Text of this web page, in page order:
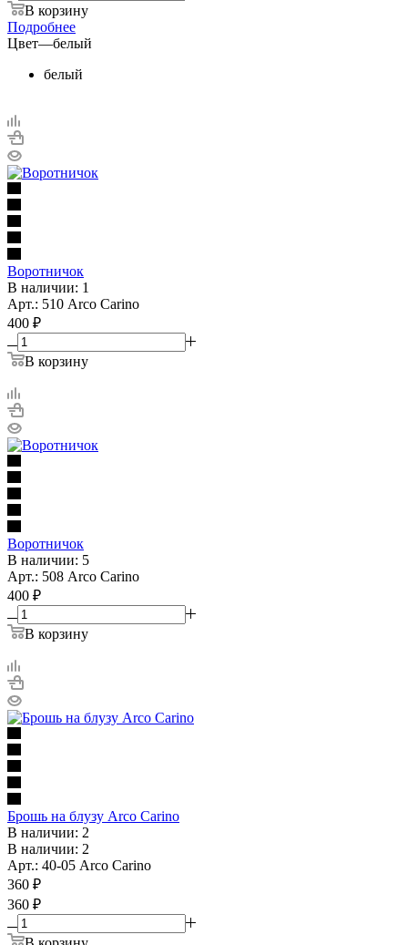
В корзину
Подробнее
Цвет—белый
белый
Воротничок
В наличии: 1
Арт.: 510 Arco Carino
400 ₽
В корзину
Воротничок
В наличии: 5
Арт.: 508 Arco Carino
400 ₽
В корзину
Брошь на блузу Arco Carino
В наличии: 2
В наличии: 2
Арт.: 40-05 Arco Carino
360 ₽
360 ₽